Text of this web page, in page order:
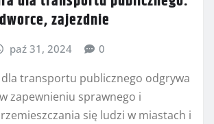
zajezdnie
paź 31, 2024 0
transportu publicznego odgrywa
zapewnieniu sprawnego i
się ludzi w miastach i